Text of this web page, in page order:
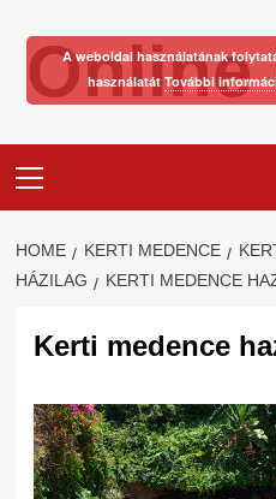
contentOnline
Menu
HOME KERTI MEDENCE
HÁZILAG
KERTI MEDENCE
Kerti medence
A weboldal használatának
használatát További